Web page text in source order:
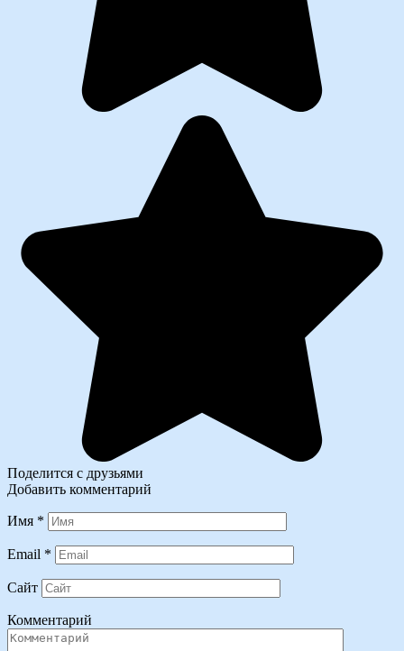
Поделится с друзьями
Добавить комментарий
Имя *
Email *
Сайт
Комментарий